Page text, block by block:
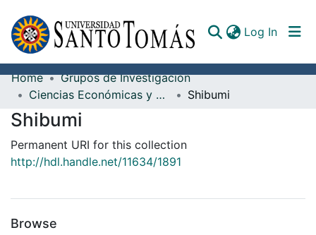
Log In
Communities & Collections
All of DSpace
Documents
Home
Grupos de Investigación
Ciencias Económicas y Administrativas
Shibumi
Shibumi
Permanent URI for this collection
http://hdl.handle.net/11634/1891
Browse